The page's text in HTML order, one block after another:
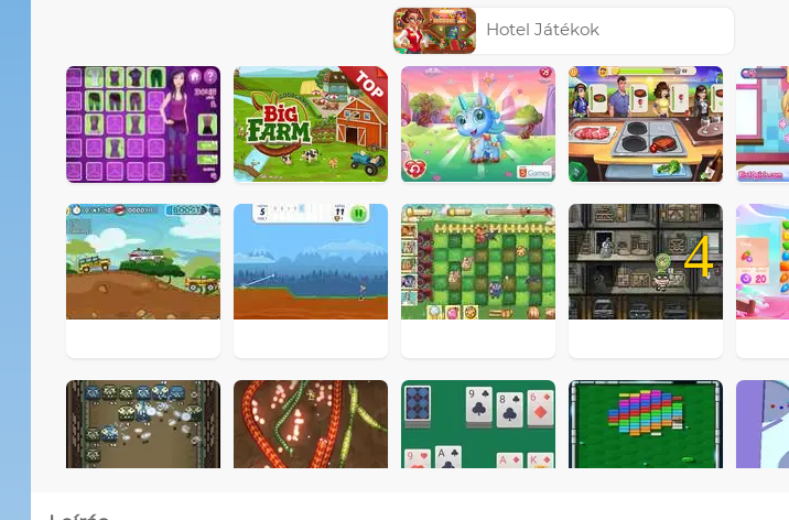
Hotel Játékok
4